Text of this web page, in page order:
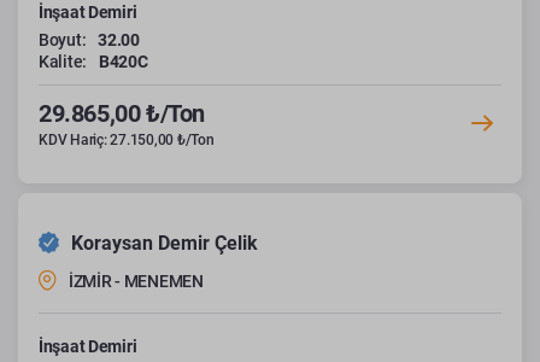
İnşaat Demiri
Boyut:
32.00
Kalite:
B420C
29.865,00 ₺/Ton
KDV Hariç: 27.150,00 ₺/Ton
Koraysan Demir Çelik
İZMİR - MENEMEN
İnşaat Demiri